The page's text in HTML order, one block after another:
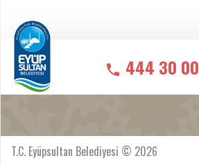
444 30 00
T.C. Eyüpsultan Belediyesi © 2026